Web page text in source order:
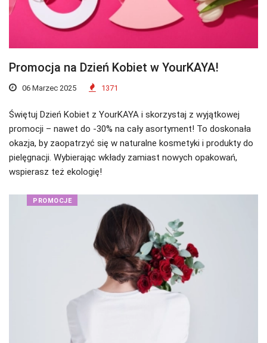
Promocja na Dzień Kobiet w YourKAYA!
06 Marzec 2025 1371
Świętuj Dzień Kobiet z YourKAYA i skorzystaj z wyjątkowej
promocji – nawet do -30% na cały asortyment! To doskonała
okazja, by zaopatrzyć się w naturalne kosmetyki i produkty do
pielęgnacji. Wybierając wkłady zamiast nowych opakowań,
wspierasz też ekologię!
PROMOCJE